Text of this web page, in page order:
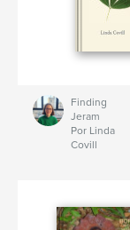
Finding
Jeram
Por Linda
Covill